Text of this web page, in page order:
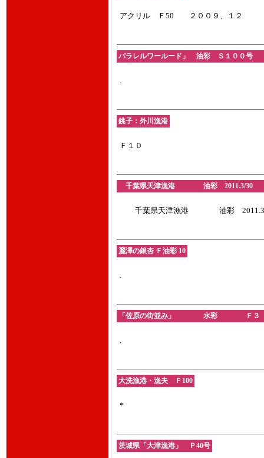
アクリル Ｆ50 ２００９、１２
パラレルワールード」 油彩 Ｓ１００号
.
銚子：外川漁港
Ｆ１０
千葉県天津漁港 油彩 2011.3/
千葉県天津漁港 油彩
麗澤の銀杏 Ｆ油彩 10
.
「佐原の街並み」 水彩 Ｆ３
.
大洗漁港・漁夫 Ｆ100
*
茨城県「大津漁港」 Ｐ40号